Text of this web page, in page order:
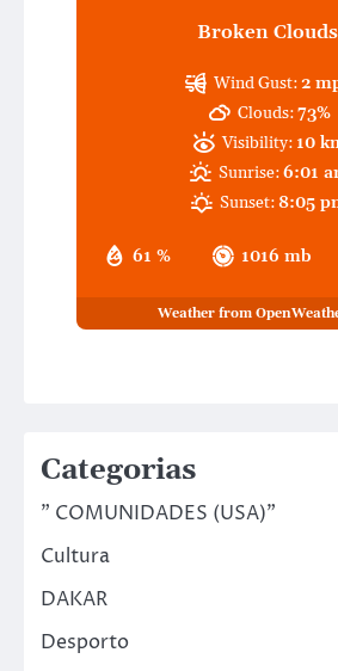
Broken Clouds
61 % 1016 mb
Wind Gust:2
Clouds:73%
Visibility: 10
Sunrise:6:01
Sunset:8:05
Weather from
Categorias
" COMUNIDADES (USA)"
Cultura
DAKAR
Desporto